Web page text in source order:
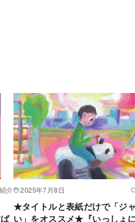
介 2025年7月8日
★タイトルと表紙だけで「ジ
い」をオススメ★『いっしょ